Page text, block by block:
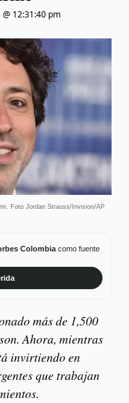
12:31:40 pm
Foto Jordan Strauss/Invision/AP
Colombiacomo fuente
más de 1,500
Ahora, mientras
invirtiendo en
que trabajan